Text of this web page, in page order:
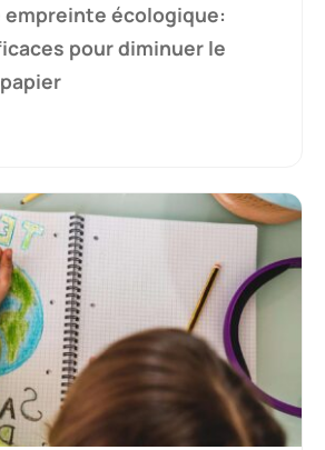
empreinte écologique:
pour diminuer le